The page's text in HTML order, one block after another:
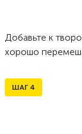
Добавьте к
хорошо
ШАГ 4